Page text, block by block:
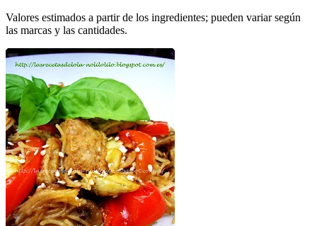
Valores estimados a partir de los ingredientes; pueden variar según
las marcas y las cantidades.